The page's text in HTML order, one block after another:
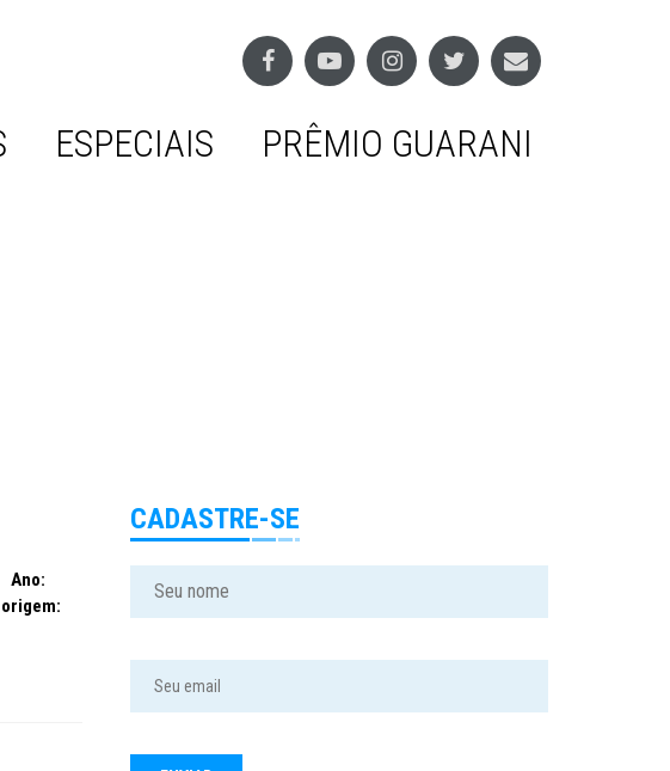
ESPECIAIS PRÊMIO GUARANI
Ano:
CADASTRE-SE